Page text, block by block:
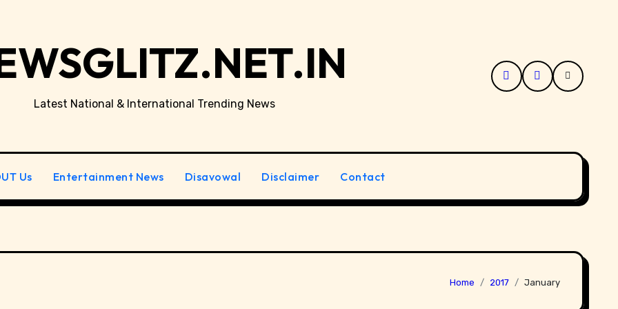
Latest National & International Trending News
Us Entertainment News Disavowal Disclaimer Contact
Home 2017 January